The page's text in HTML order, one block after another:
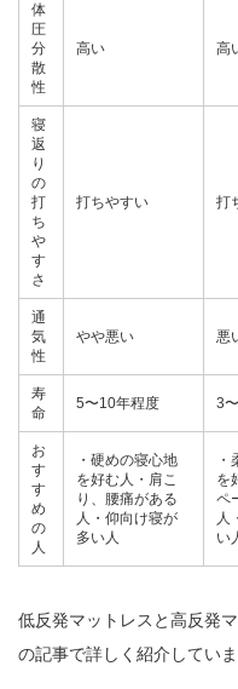
体
圧
分
散
性
高い 高
寝
返
り
の
打
ち
や
す
さ
打ちやすい 打
通
気
性
やや悪い 悪
寿
命
5〜10年程度 3
お
す
す
め
の
人
・硬めの寝心地
を好む人・肩こ
り、腰痛がある
人・仰向け寝が
多い人
を
ペ
人
い
低反発マットレスと高反発
の記事で詳しく紹介していま